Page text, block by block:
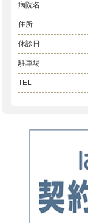
病院名
住所
休診日
駐車場
TEL